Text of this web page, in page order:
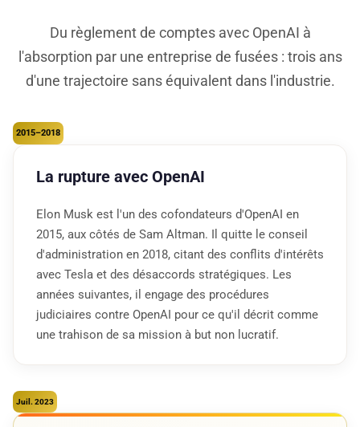
Du règlement de comptes avec OpenAI à
l'absorption par une entreprise de fusées : trois ans
d'une trajectoire sans équivalent dans l'industrie.
2015–2018
La rupture avec OpenAI
Elon Musk est l'un des cofondateurs d'OpenAI en
2015, aux côtés de Sam Altman. Il quitte le conseil
d'administration en 2018, citant des conflits d'intérêts
avec Tesla et des désaccords stratégiques. Les
années suivantes, il engage des procédures
judiciaires contre OpenAI pour ce qu'il décrit comme
une trahison de sa mission à but non lucratif.
Juil. 2023